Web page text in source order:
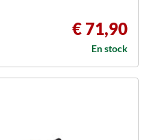
€ 71,90
En stock